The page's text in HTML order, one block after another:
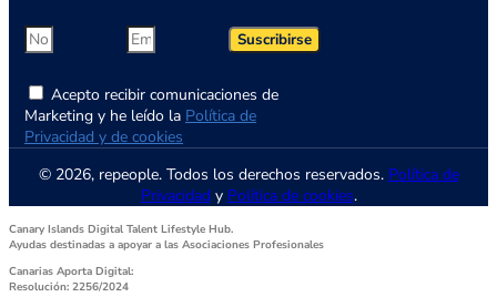
Acepto recibir comunicaciones de
Marketing y he leído la Política de
Privacidad y de cookies
Suscribirse
© 2026, repeople. Todos los derechos reservados. Política de
Privacidad y Política de cookies.
Canary Islands Digital Talent Lifestyle Hub.
Ayudas destinadas a apoyar a las Asociaciones Profesionales
Canarias Aporta Digital:
Resolución: 2256/2024